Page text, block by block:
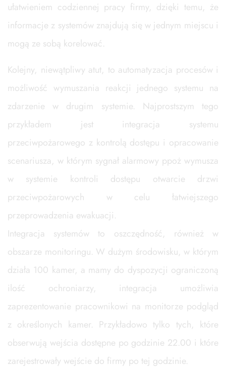
ułatwieniem codziennej pracy firmy, dzięki temu, że
informacje z systemów znajdują się w jednym miejscu i
mogą ze sobą korelować.
Kolejny, niewątpliwy atut, to automatyzacja procesów i
możliwość wymuszania reakcji jednego systemu na
zdarzenie w drugim systemie. Najprostszym tego
przykładem jest integracja systemu
przeciwpożarowego z kontrolą dostępu i opracowanie
scenariusza, w którym sygnał alarmowy ppoż wymusza
w systemie kontroli dostępu otwarcie drzwi
przeciwpożarowych w celu łatwiejszego
przeprowadzenia ewakuacji.
Integracja systemów to oszczędność, również w
obszarze monitoringu. W dużym środowisku, w którym
działa 100 kamer, a mamy do dyspozycji ograniczoną
ilość ochroniarzy, integracja umożliwia
zaprezentowanie pracownikowi na monitorze podgląd
z określonych kamer. Przykładowo tylko tych, które
obserwują wejścia dostępne po godzinie 22.00 i które
zarejestrowały wejście do firmy po tej godzinie.